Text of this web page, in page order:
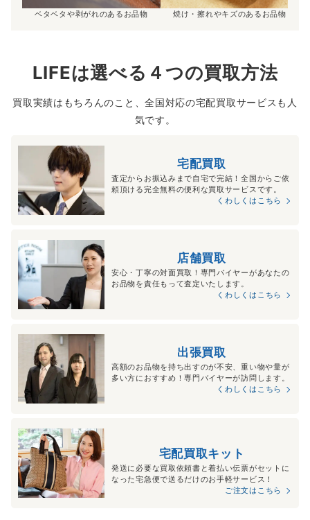
ベタベタや剥がれのあるお品物 焼け・擦れやキズのあるお品物
LIFEは選べる４つの買取方法
買取実績はもちろんのこと、全国対応の宅配買取サービスも人
気です。
宅配買取
査定からお振込みまで自宅で完結！全国からご依
頼頂ける完全無料の便利な買取サービスです。
くわしくはこちら
店舗買取
安心・丁寧の対面買取！専門バイヤーがあなたの
お品物を責任もって査定いたします。
くわしくはこちら
出張買取
高額のお品物を持ち出すのが不安、重い物や量が
多い方におすすめ！専門バイヤーが訪問します。
くわしくはこちら
宅配買取キット
発送に必要な買取依頼書と着払い伝票がセットに
なった宅急便で送るだけのお手軽サービス！
ご注文はこちら